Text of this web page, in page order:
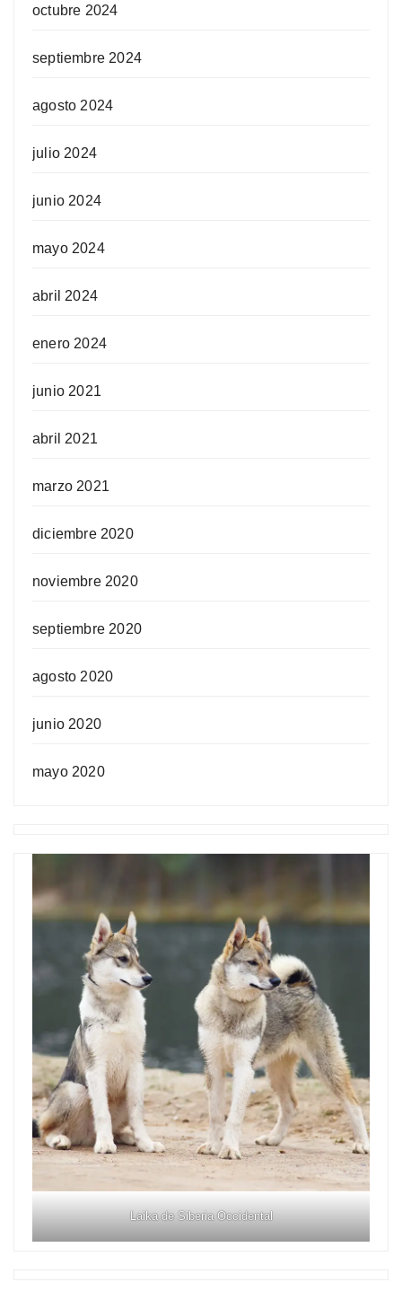
octubre 2024
septiembre 2024
agosto 2024
julio 2024
junio 2024
mayo 2024
abril 2024
enero 2024
junio 2021
abril 2021
marzo 2021
diciembre 2020
noviembre 2020
septiembre 2020
agosto 2020
junio 2020
mayo 2020
Laika de Siberia Occidental